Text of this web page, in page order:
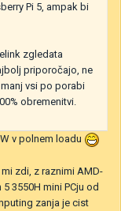
Pi 5, ampak bi
zgledata
priporočajo, ne
vsi po porabi
obremenitvi.
v polnem loadu
zdi, z raznimi AMD-
3550H mini PCju od
zanja je cist